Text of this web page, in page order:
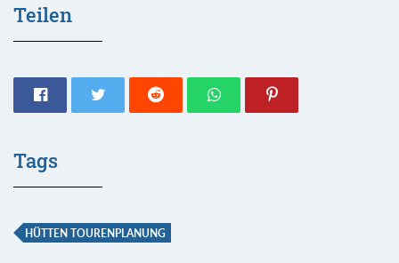
Teilen
Tags
HÜTTEN TOURENPLANUNG